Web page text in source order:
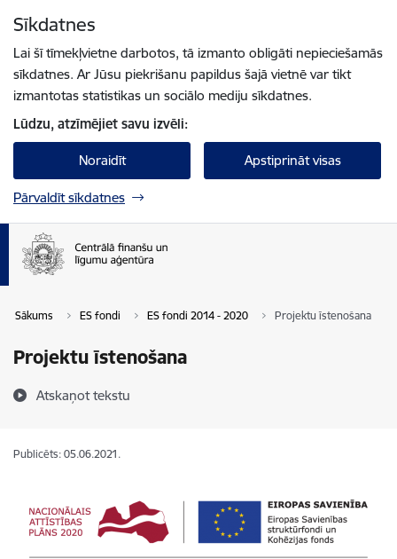
Sīkdatnes
Lai šī tīmekļvietne darbotos, tā izmanto obligāti nepieciešamās
sīkdatnes. Ar Jūsu piekrišanu papildus šajā vietnē var tikt
izmantotas statistikas un sociālo mediju sīkdatnes.
Lūdzu, atzīmējiet savu izvēli:
Noraidīt Apstiprināt visas
Pārvaldīt sīkdatnes
Sākums ES fondi ES fondi 2014 - 2020 Projektu īstenošana
Projektu īstenošana
Atskaņot tekstu
Publicēts: 05.06.2021.